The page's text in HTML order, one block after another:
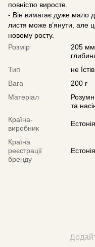
повністю виросте.
- Він вимагає дуже мало
листя може в’янути, але
новому росту.
Розмір
205
Тип
не
Вага
200 г
Матеріал
та
Країна-
виробник
Естонія
Країна
реєстрації
бренду
Естонія